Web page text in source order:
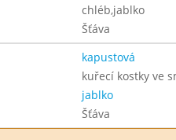
chléb,jablko
Šťáva
kapustová
kuřecí kostky ve
jablko
Šťáva